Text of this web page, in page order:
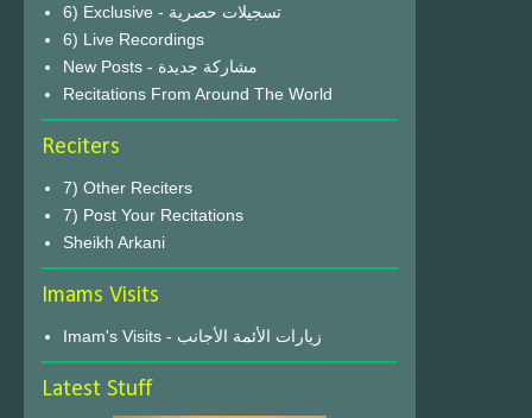
6) Exclusive - تسجيلات حصرية
6) Live Recordings
New Posts - مشاركة جديدة
Recitations From Around The World
Reciters
7) Other Reciters
7) Post Your Recitations
Sheikh Arkani
Imams Visits
Imam's Visits - زيارات الأئمة الأجانب
Latest Stuff